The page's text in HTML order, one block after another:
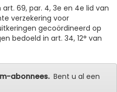
art. 69, par. 4, 3e en 4e lid van
verzekering voor
gecoördineerd op
bedoeld in art. 34, 12° van
abonnees.Bent u al een